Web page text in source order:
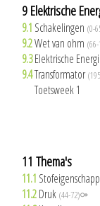
9 Elektrische
9.1 Schakelingen (0-
9.2Wet van ohm
9.3Elektrische
9.4Transformator
9.5Toetsweek 1
11 Thema's
11.1
11.2Druk (44-72)⚩